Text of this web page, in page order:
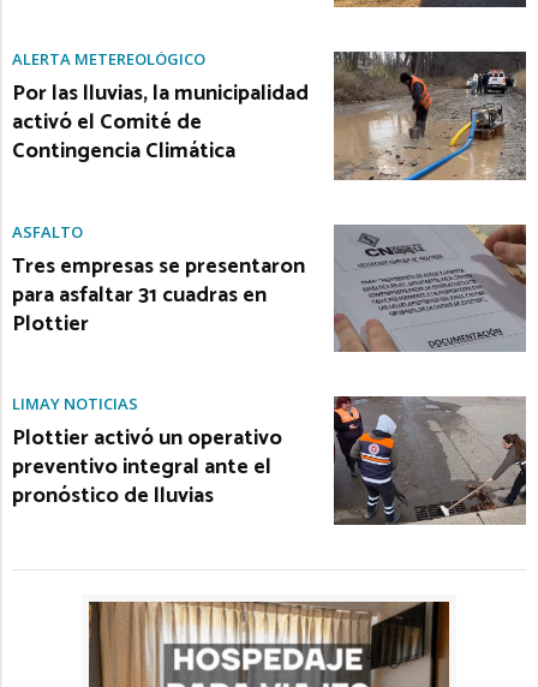
ALERTA METEREOLÓGICO
Por las lluvias, la municipalidad
activó el Comité de
Contingencia Climática
ASFALTO
Tres empresas se presentaron
para asfaltar 31 cuadras en
Plottier
LIMAY NOTICIAS
Plottier activó un operativo
preventivo integral ante el
pronóstico de lluvias